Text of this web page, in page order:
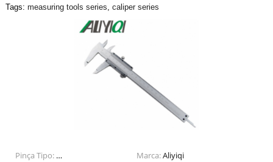
Tags: measuring tools series, caliper series
Pinça Tipo:
Compassos de Calibre Vernier
Marca:Aliyiqi